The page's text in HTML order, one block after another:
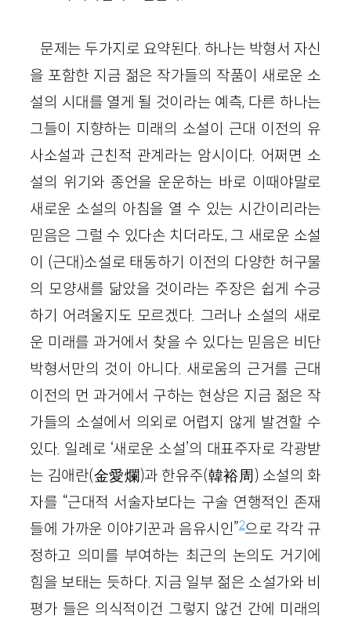
문제는 두가지로 요약된다. 하나는 박형서 자신
을 포함한 지금 젊은 작가들의 작품이 새로운 소
설의 시대를 열게 될 것이라는 예측, 다른 하나는
그들이 지향하는 미래의 소설이 근대 이전의 유
사소설과 근친적 관계라는 암시이다. 어쩌면 소
설의 위기와 종언을 운운하는 바로 이때야말로
새로운 소설의 아침을 열 수 있는 시간이리라는
믿음은 그럴 수 있다손 치더라도, 그 새로운 소설
이 (근대)소설로 태동하기 이전의 다양한 허구물
의 모양새를 닮았을 것이라는 주장은 쉽게 수긍
하기 어려울지도 모르겠다. 그러나 소설의 새로
운 미래를 과거에서 찾을 수 있다는 믿음은 비단
박형서만의 것이 아니다. 새로움의 근거를 근대
이전의 먼 과거에서 구하는 현상은 지금 젊은 작
가들의 소설에서 의외로 어렵지 않게 발견할 수
있다. 일례로 ‘새로운 소설’의 대표주자로 각광받
는 김애란(金愛爛)과 한유주(韓裕周) 소설의 화
자를 “근대적 서술자보다는 구술 연행적인 존재
들에 가까운 이야기꾼과 음유시인”2으로 각각 규
정하고 의미를 부여하는 최근의 논의도 거기에
힘을 보태는 듯하다. 지금 일부 젊은 소설가와 비
평가 들은 의식적이건 그렇지 않건 간에 미래의